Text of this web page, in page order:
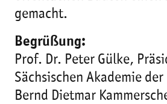
gemacht.
Begrüßung:
Prof. Dr. Peter Gülke,
Sächsischen Akademie der
Bernd Dietmar